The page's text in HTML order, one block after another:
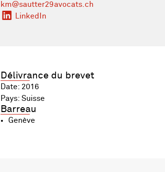
km@sautter29avocats.ch
LinkedIn
Délivrance du brevet
Date: 2016
Pays: Suisse
Barreau
Genève